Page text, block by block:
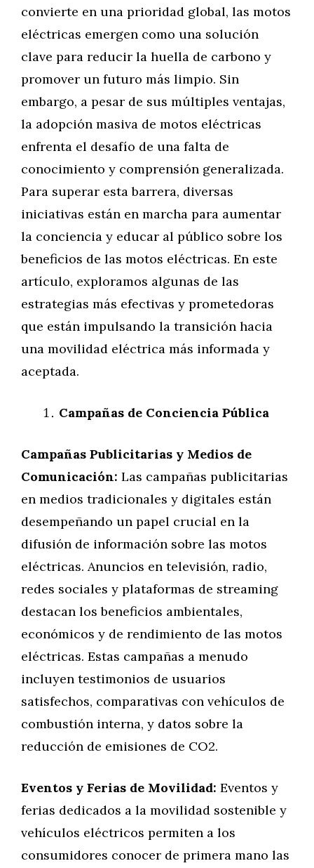
convierte en una prioridad global, las motos
eléctricas emergen como una solución
clave para reducir la huella de carbono y
promover un futuro más limpio. Sin
embargo, a pesar de sus múltiples ventajas,
la adopción masiva de motos eléctricas
enfrenta el desafío de una falta de
conocimiento y comprensión generalizada.
Para superar esta barrera, diversas
iniciativas están en marcha para aumentar
la conciencia y educar al público sobre los
beneficios de las motos eléctricas. En este
artículo, exploramos algunas de las
estrategias más efectivas y prometedoras
que están impulsando la transición hacia
una movilidad eléctrica más informada y
aceptada.
Campañas de Conciencia Pública
Campañas Publicitarias y Medios de
Comunicación: Las campañas publicitarias
en medios tradicionales y digitales están
desempeñando un papel crucial en la
difusión de información sobre las motos
eléctricas. Anuncios en televisión, radio,
redes sociales y plataformas de streaming
destacan los beneficios ambientales,
económicos y de rendimiento de las motos
eléctricas. Estas campañas a menudo
incluyen testimonios de usuarios
satisfechos, comparativas con vehículos de
combustión interna, y datos sobre la
reducción de emisiones de CO2.
Eventos y Ferias de Movilidad: Eventos y
ferias dedicados a la movilidad sostenible y
vehículos eléctricos permiten a los
consumidores conocer de primera mano las